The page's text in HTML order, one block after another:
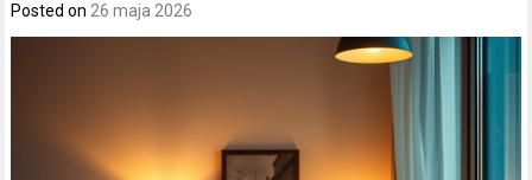
Posted on 26 maja 2026